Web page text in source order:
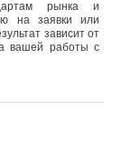
рынка и
на заявки или
зависит от
вашей работы с